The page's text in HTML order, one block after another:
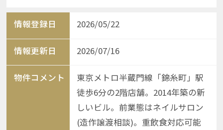
情報登録日 2026/05/22
情報更新日 2026/07/16
物件コメント
東京メトロ半蔵門線「錦糸町」駅
徒歩6分の2階店舗。2014年築の新
しいビル。前業態はネイルサロン
(造作譲渡相談)。重飲食対応可能